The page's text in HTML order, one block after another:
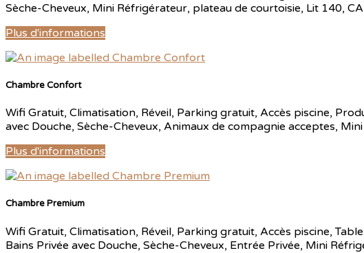
Sèche-Cheveux, Mini Réfrigérateur, plateau de courtoisie, Lit 140,
Plus d'informations
Chambre Confort
Wifi Gratuit, Climatisation, Réveil, Parking gratuit, Accès piscine,
avec Douche, Sèche-Cheveux, Animaux de compagnie acceptes,
Plus d'informations
Chambre Premium
Wifi Gratuit, Climatisation, Réveil, Parking gratuit, Accès piscine,
Bains Privée avec Douche, Sèche-Cheveux, Entrée Privée, Mini